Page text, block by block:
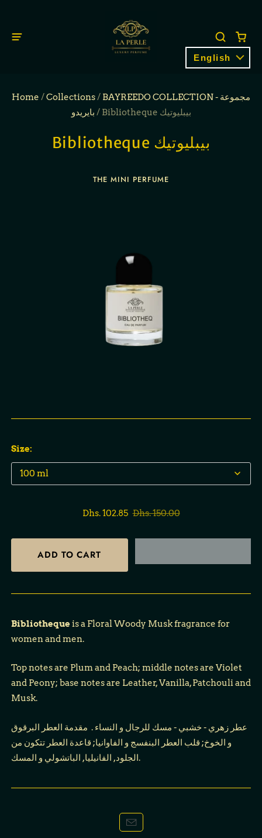
Home /Collections/ BAYREEDO COLLECTION - مجموعة
بايريدو / Bibliotheque بيبليوتيك
Bibliotheque بيبليوتيك
THE MINI PERFUME
Size:
Dhs. 102.85 Dhs. 150.00
Bibliothequeis a Floral Woody Musk fragrance for
women and men.
Top notes are Plum and Peach; middle notes are Violet
and Peony; base notes are Leather, Vanilla, Patchouli and
Musk.
عطر زهري - خشبي - مسك للرجال و النساء . مقدمة العطر البرقوق
و الخوخ; قلب العطر البنفسج و الفاوانيا; قاعدة العطر تتكون من
الجلود, الفانيليا, الباتشولي و المسك.
English